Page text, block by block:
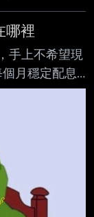
哪裡
手上不希望現
月穩定配息
大，但轉複委
。 --